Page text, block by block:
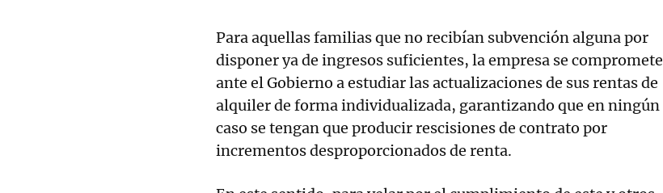
Para aquellas familias que no recibían subvención alguna por
disponer ya de ingresos suficientes, la empresa se compromete
ante el Gobierno a estudiar las actualizaciones de sus rentas de
alquiler de forma individualizada, garantizando que en ningún
caso se tengan que producir rescisiones de contrato por
incrementos desproporcionados de renta.